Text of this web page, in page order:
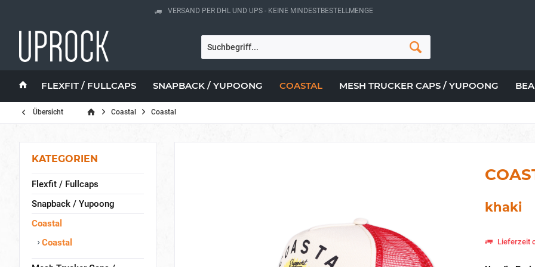
VERSAND PER DHL UND UPS - KEINE MINDESTBESTELLMENGE
FLEXFIT / FULLCAPS SNAPBACK / YUPOONG COASTAL MESH TRUCKER CAPS / YUPOONG
Übersicht Coastal Coastal
KATEGORIEN
Flexfit / Fullcaps
Snapback / Yupoong
Coastal
Coastal
khaki
Lieferzeit